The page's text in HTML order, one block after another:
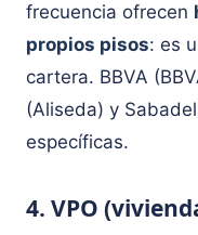
frecuencia ofrecen
propios pisos: es
cartera. BBVA
(Aliseda) y
específicas.
4. VPO